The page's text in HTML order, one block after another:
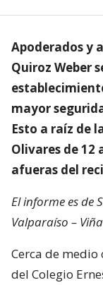
Apoderados y
Quiroz Weber
mayor
Esto a raíz de
Olivares de 12
afueras del
El informe es de
Valparaíso –
Cerca de
del Colegio